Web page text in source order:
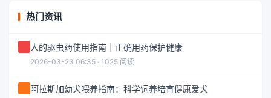
热门资讯
人的驱虫药使用指南｜正确用药保护健康
2026-03-23 06:35 · 1025 阅读
阿拉斯加幼犬喂养指南：科学饲养培育健康爱犬